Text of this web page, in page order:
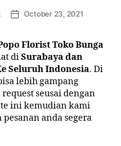
October 23, 2021
Florist Toko Bunga
diSurabaya dan
Seluruh Indonesia. Di
lebih gampang
seusai dengan
ini kemudian kami
anda segera